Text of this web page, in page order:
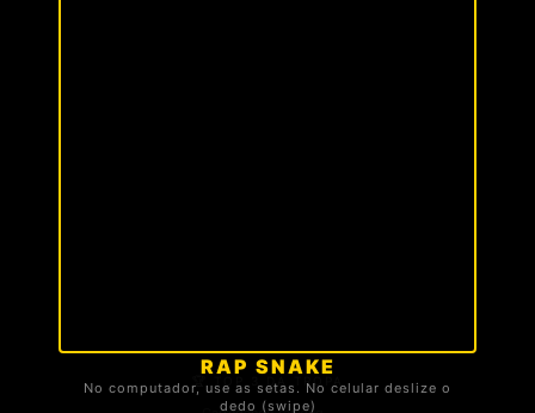
RAP SNAKE
No computador, use as setas. No celular deslize o
dedo (swipe)
🏆 TOP 3 DA TROPA